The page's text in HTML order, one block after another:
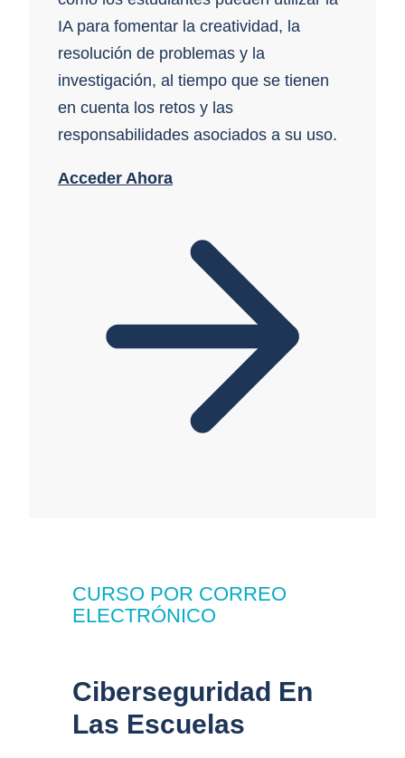
IA para fomentar la creatividad, la
resolución de problemas y la
investigación, al tiempo que se tienen
en cuenta los retos y las
responsabilidades asociados a su uso.
Acceder Ahora
CURSO POR CORREO
ELECTRÓNICO
Ciberseguridad En
Las Escuelas